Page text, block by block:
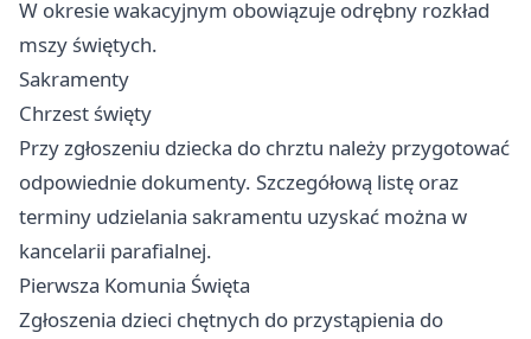
W okresie wakacyjnym obowiązuje odrębny rozkład
mszy świętych.
Sakramenty
Chrzest święty
Przy zgłoszeniu dziecka do chrztu należy przygotować
odpowiednie dokumenty. Szczegółową listę oraz
terminy udzielania sakramentu uzyskać można w
kancelarii parafialnej.
Pierwsza Komunia Święta
Zgłoszenia dzieci chętnych do przystąpienia do